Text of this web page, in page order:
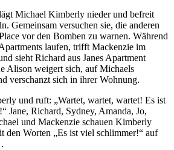
Michael Kimberly nieder und befreit
Gemeinsam versuchen sie, die anderen
vor den Bomben zu warnen. Während
laufen, trifft Mackenzie im
sieht Richard aus Janes Apartment
Alison weigert sich, auf Michaels
verschanzt sich in ihrer Wohnung.
und ruft: „Wartet, wartet, wartet! Es ist
Jane, Richard, Sydney, Amanda, Jo,
und Mackenzie schauen Kimberly
den Worten „Es ist viel schlimmer!“ auf